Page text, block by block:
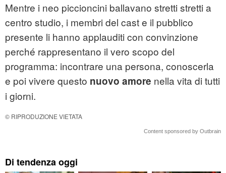
Mentre i neo piccioncini ballavano stretti stretti a
centro studio, i membri del cast e il pubblico
presente li hanno applauditi con convinzione
perché rappresentano il vero scopo del
programma: incontrare una persona, conoscerla
e poi vivere questo nuovo amore nella vita di tutti
i giorni.
© RIPRODUZIONE VIETATA
Content sponsored by Outbrain
Di tendenza oggi